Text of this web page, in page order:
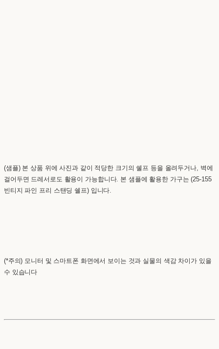
(샘플) 본 상품 위에 사진과 같이 적당한 크기의 쉘프 등을 올려두거나, 벽에
걸어두면 드레서로도 활용이 가능합니다. 본 샘플에 활용한 가구는 (25-155
빈티지 파인 프리 스탠딩 쉘프) 입니다.
(*주의) 모니터 및 스마트폰 화면에서 보이는 것과 실물의 색감 차이가 있을
수 있습니다